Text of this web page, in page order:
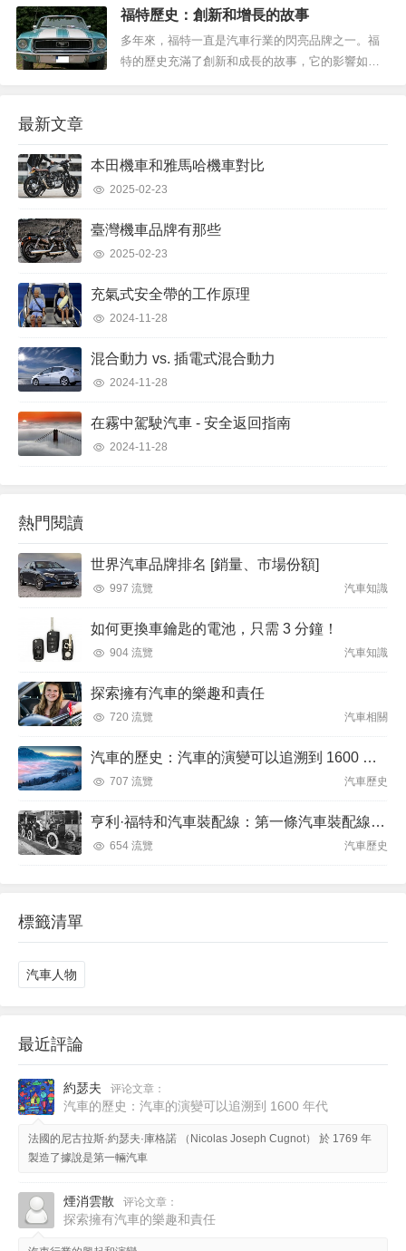
就。 法拉利傳奇：...
福特歷史：創新和增長的故事
多年來，福特一直是汽車行業的閃亮品牌之一。福
特的歷史充滿了創新和成長的故事，它的影響如此
最新文章
本田機車和雅馬哈機車對比
2025-02-23
臺灣機車品牌有那些
2025-02-23
充氣式安全帶的工作原理
2024-11-28
混合動力 vs. 插電式混合動力
2024-11-28
在霧中駕駛汽車 - 安全返回指南
2024-11-28
熱門閱讀
世界汽車品牌排名 [銷量、市場份額]
997 流覽 汽車知識
如何更換車鑰匙的電池，只需 3 分鐘！
904 流覽 汽車知識
探索擁有汽車的樂趣和責任
720 流覽 汽車相關
汽車的歷史：汽車的演變可以追溯到 1600 年代
707 流覽 汽車歷史
亨利·福特和汽車裝配線：第一條汽車裝配線於 1913 年 12 月 1 日推出
654 流覽 汽車歷史
標籤清單
汽車人物
最近評論
約瑟夫 评论文章：
汽車的歷史：汽車的演變可以追溯到 1600 年代
法國的尼古拉斯·約瑟夫·庫格諾 （Nicolas Joseph Cugnot） 於 1769 年
製造了據說是第一輛汽車
煙消雲散 评论文章：
探索擁有汽車的樂趣和責任